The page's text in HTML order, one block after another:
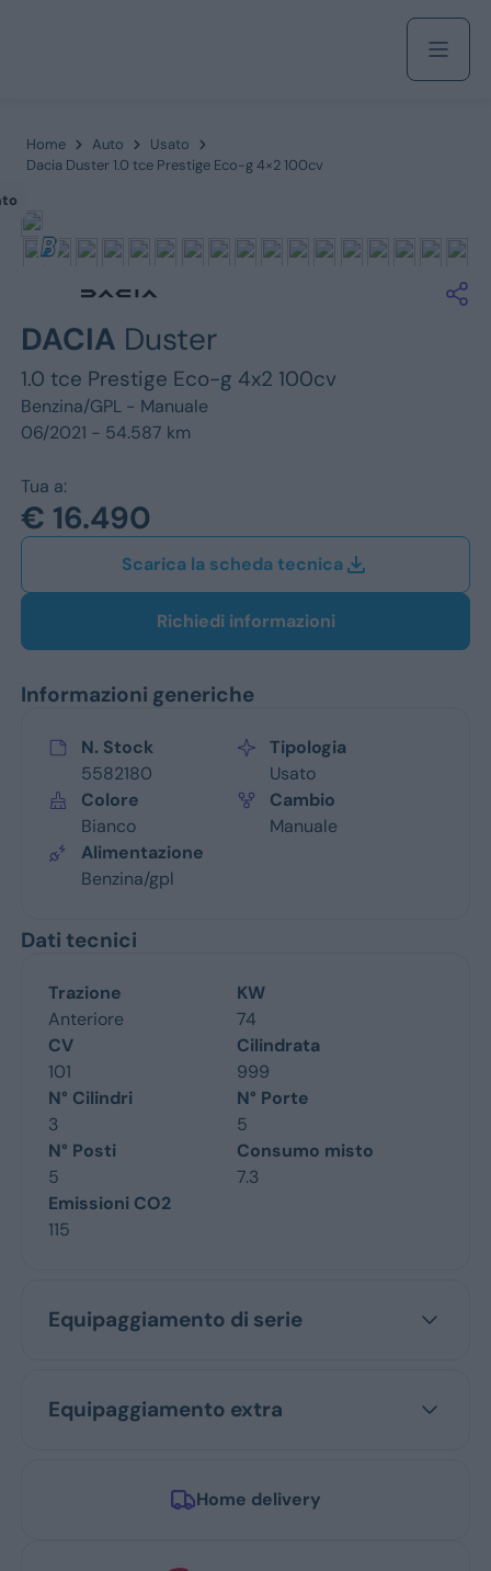
Marchi
Alfa Romeo
Dacia
Renault
Opel
Vedi tutti i marchi
Home Auto
Usato
Dacia Duster 1.0 tce Prestige Eco-g 4×2 100cv
DACIA Duster
1.0 tce Prestige Eco-g 4x2 100cv
Benzina/GPL - Manuale
06/2021 - 54.587 km
Tua a:
€ 16.490
Scarica la scheda tecnica
Richiedi informazioni
Informazioni generiche
N. Stock
5582180
Tipologia
Usato
Colore
Bianco
Cambio
Manuale
Alimentazione
Benzina/gpl
Dati tecnici
Trazione
Anteriore
KW
74
CV
101
Cilindrata
999
N° Cilindri
3
N° Porte
5
N° Posti
5
Consumo misto
7.3
Emissioni CO2
115
Equipaggiamento di serie
Equipaggiamento extra
Home delivery